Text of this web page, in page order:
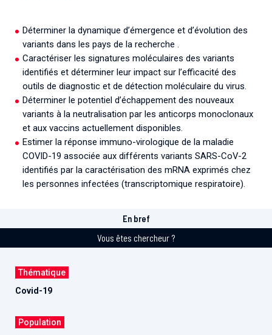
Collaboration avec les acteurs communautaires
Ouverte depuis décembre 2023, pour suivre l'épidémie
en RDC, elle reste active suite à des cas à Mayotte et à
La Réunion.
Cellules Émergence
Retrouvez toutes les cellules Émergence, actives ou
inactives.
Déterminer la dynamique d’émergence et d’évolution des
variants dans les pays de la recherche .
Caractériser les signatures moléculaires des variants
identifiés et déterminer leur impact sur l’efficacité des
outils de diagnostic et de détection moléculaire du virus.
Déterminer le potentiel d’échappement des nouveaux
variants à la neutralisation par les anticorps monoclonaux
et aux vaccins actuellement disponibles.
Estimer la réponse immuno-virologique de la maladie
COVID-19 associée aux différents variants SARS-CoV-2
identifiés par la caractérisation des mRNA exprimés chez
les personnes infectées (transcriptomique respiratoire).
En bref
Vous êtes chercheur ?
Thématique
Covid-19
Population